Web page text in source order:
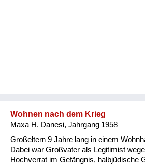
Wohnen nach dem Krieg
Maxa H. Danesi, Jahrgang 1958
Großeltern 9 Jahre lang in einem
Dabei war Großvater als Legitimist
Hochverrat im Gefängnis, halbjüdische